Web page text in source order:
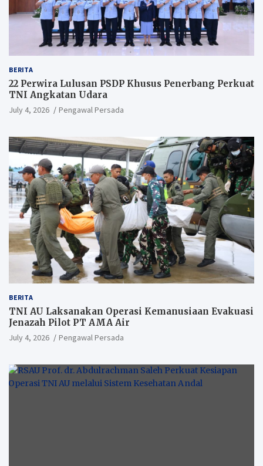
BERITA
22 Perwira Lulusan PSDP Khusus Penerbang Perkuat
TNI Angkatan Udara
July 4, 2026 Pengawal Persada
BERITA
TNI AU Laksanakan Operasi Kemanusiaan Evakuasi
Jenazah Pilot PT AMA Air
July 4, 2026 Pengawal Persada